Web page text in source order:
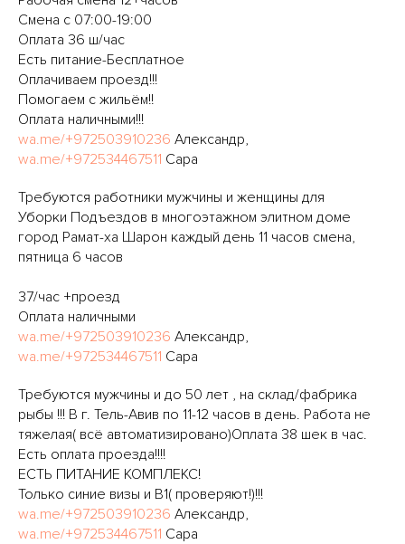
Смена с 07:00-19:00
Оплата 36 ш/час
Есть питание-Бесплатное
Оплачиваем проезд!!!
Помогаем с жильём!!
Оплата наличными!!!
wa.me/+972503910236 Александр,
wa.me/+972534467511 Сара
Требуются работники мужчины и женщины для
Уборки Подъездов в многоэтажном элитном доме
город Рамат-ха Шарон каждый день 11 часов смена,
пятница 6 часов
37/час +проезд
Оплата наличными
wa.me/+972503910236 Александр,
wa.me/+972534467511 Сара
Требуются мужчины и до 50 лет , на склад/фабрика
рыбы !!! В г. Тель-Авив по 11-12 часов в день. Работа не
тяжелая( всё автоматизировано)Оплата 38 шек в час.
Есть оплата проезда!!!!
ЕСТЬ ПИТАНИЕ КОМПЛЕКС!
Только синие визы и B1( проверяют!)!!!
wa.me/+972503910236 Александр,
wa.me/+972534467511 Сара